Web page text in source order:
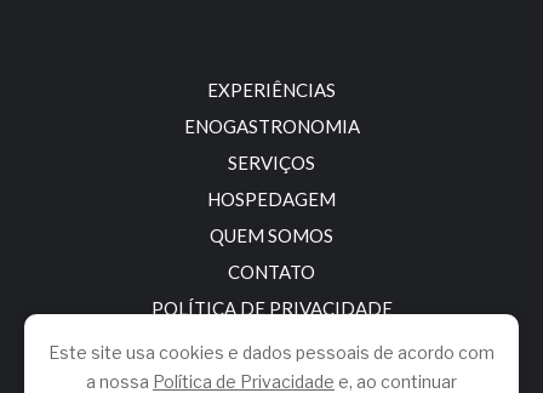
EXPERIÊNCIAS
ENOGASTRONOMIA
SERVIÇOS
HOSPEDAGEM
QUEM SOMOS
CONTATO
POLÍTICA DE PRIVACIDADE
Este site usa cookies e dados pessoais de acordo com
a nossa Política de Privacidade e, ao continuar